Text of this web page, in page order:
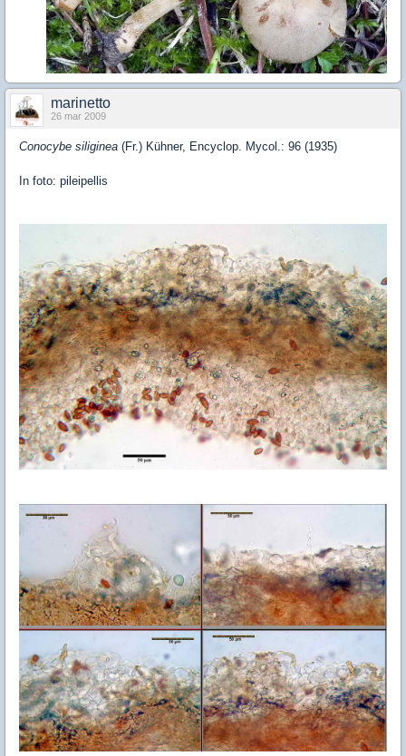
marinetto
26 mar 2009
Conocybe siliginea (Fr.) Kühner, Encyclop. Mycol.: 96 (1935)
In foto: pileipellis